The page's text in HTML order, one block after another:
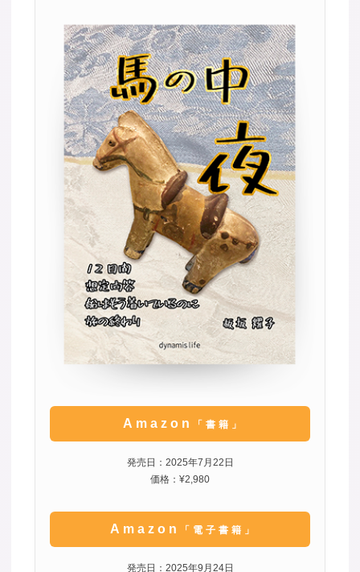
Amazon 「書籍」
発売日：2025年7月22日
価格：¥2,980
Amazon 「電子書籍」
発売日：2025年9月24日